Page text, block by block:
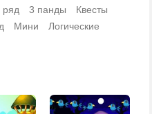
ряд 3 панды
Квесты
Мини
Логические